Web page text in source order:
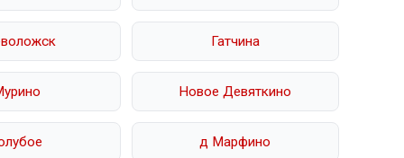
Гатчина
Новое Девяткино
д Марфино